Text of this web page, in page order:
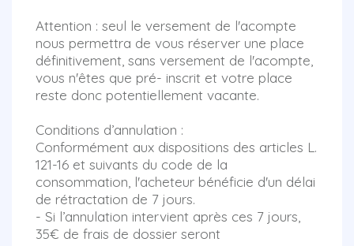
Attention : seul le versement de l'acompte
nous permettra de vous réserver une place
définitivement, sans versement de l'acompte,
vous n'êtes que pré- inscrit et votre place
reste donc potentiellement vacante.
Conditions d’annulation :
Conformément aux dispositions des articles L.
121-16 et suivants du code de la
consommation, l'acheteur bénéficie d'un délai
de rétractation de 7 jours.
- Si l’annulation intervient après ces 7 jours,
35€ de frais de dossier seront